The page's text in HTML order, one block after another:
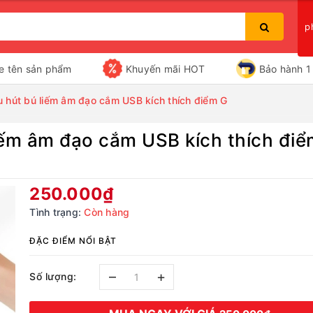
tên sản phẩm Khuyến mãi HOT Bảo hành
hút bú liếm âm đạo cắm USB kích thích điểm G
âm đạo cắm USB kích thích
250.000₫
Tình trạng: Còn hàng
ĐẶC ĐIỂM NỔI BẬT
Số lượng: – +